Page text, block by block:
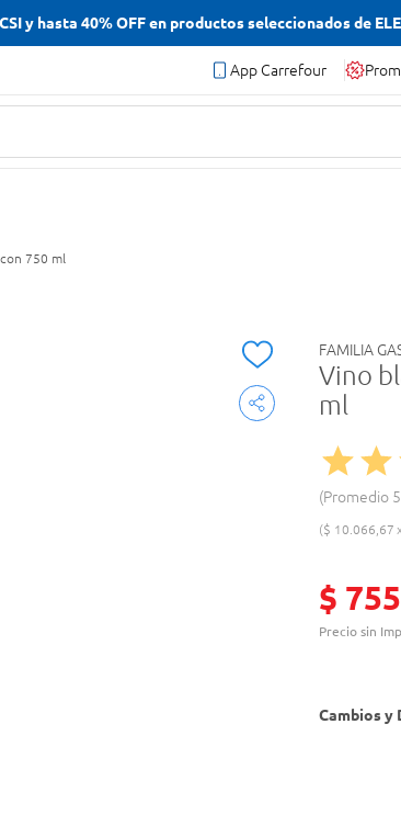
CSI y hasta 40% OFF en productos seleccionados de
App Carrefour
750 ml
FAMILIA
Vino
ml
Promedio
$ 10.066,67
$
Precio sin
Cambios y